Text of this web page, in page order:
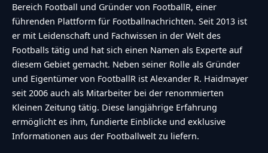
Bereich Football und Gründer von FootballR, einer
führenden Plattform für Footballnachrichten. Seit 2013 ist
er mit Leidenschaft und Fachwissen in der Welt des
Footballs tätig und hat sich einen Namen als Experte auf
diesem Gebiet gemacht. Neben seiner Rolle als Gründer
und Eigentümer von FootballR ist Alexander R. Haidmayer
seit 2006 auch als Mitarbeiter bei der renommierten
Kleinen Zeitung tätig. Diese langjährige Erfahrung
ermöglicht es ihm, fundierte Einblicke und exklusive
Informationen aus der Footballwelt zu liefern.